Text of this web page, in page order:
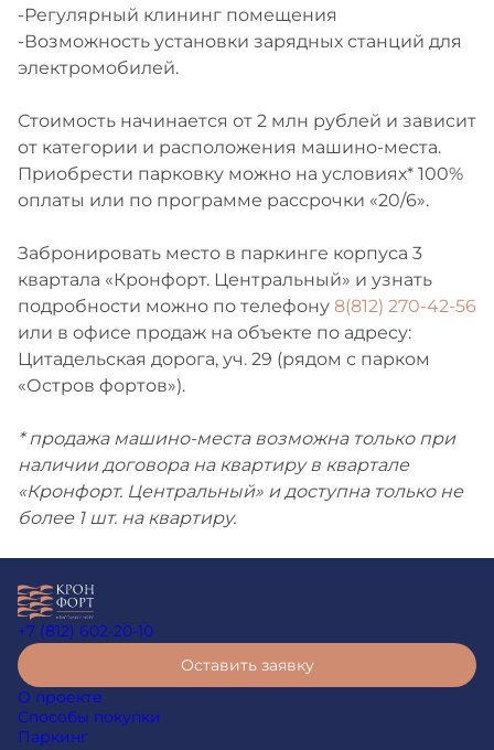
-Регулярный клининг помещения
-Возможность установки зарядных станций для
электромобилей.
Стоимость начинается от 2 млн рублей и зависит
от категории и расположения машино-места.
Приобрести парковку можно на условиях* 100%
оплаты или по программе рассрочки «20/6».
Забронировать место в паркинге корпуса 3
квартала «Кронфорт. Центральный» и узнать
подробности можно по телефону 8(812) 270-42-56
или в офисе продаж на объекте по адресу:
Цитадельская дорога, уч. 29 (рядом с парком
«Остров фортов»).
* продажа машино-места возможна только при
наличии договора на квартиру в квартале
«Кронфорт. Центральный» и доступна только не
более 1 шт. на квартиру.
+7 (812) 602-20-10
Оставить заявку
О проекте
Способы покупки
Паркинг